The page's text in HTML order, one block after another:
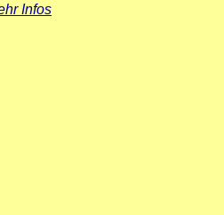
Infos